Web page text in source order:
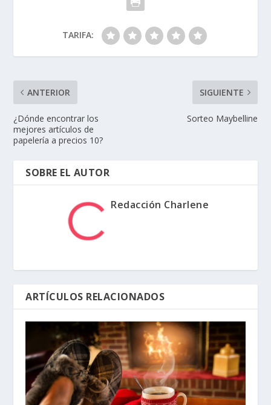
TARIFA:
ANTERIOR
¿Dónde encontrar los
mejores artículos de
papelería a precios 10?
SIGUIENTE
Sorteo Maybelline
SOBRE EL AUTOR
Redacción Charlene
ARTÍCULOS RELACIONADOS